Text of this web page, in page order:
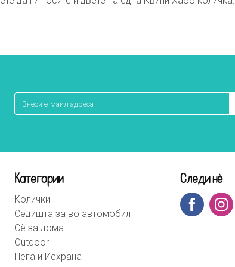
Категории
Колички
Седишта за во автомобил
Сè за дома
Outdoor
Нега и Исхрана
Следи нè